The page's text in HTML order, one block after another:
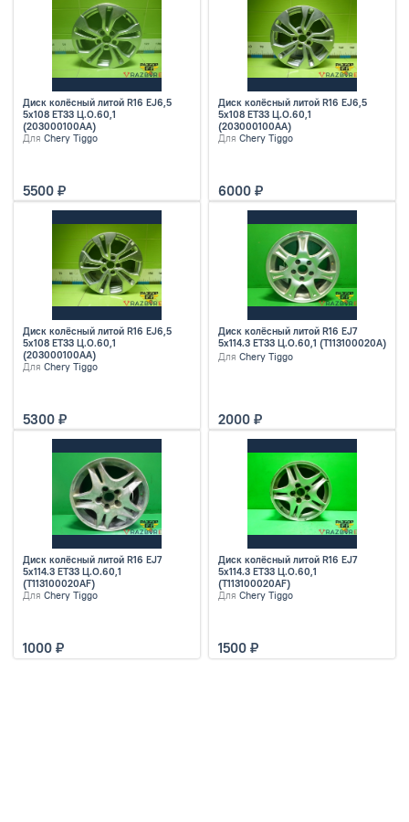
Диск колёсный литой R16 EJ6,5
5x108 ET33 Ц.О.60,1
(203000100AA)
Для Chery Tiggo
5500
Диск колёсный литой R16 EJ6,5
5x108 ET33 Ц.О.60,1
(203000100AA)
Для Chery Tiggo
6000
Диск колёсный литой R16 EJ6,5
5x108 ET33 Ц.О.60,1
(203000100AA)
Для Chery Tiggo
5300
Диск колёсный литой R16 EJ7
5x114.3 ET33 Ц.О.60,1 (T113100020A)
Для Chery Tiggo
2000
Диск колёсный литой R16 EJ7
5x114.3 ET33 Ц.О.60,1
(T113100020AF)
Для Chery Tiggo
1000
Диск колёсный литой R16 EJ7
5x114.3 ET33 Ц.О.60,1
(T113100020AF)
Для Chery Tiggo
1500